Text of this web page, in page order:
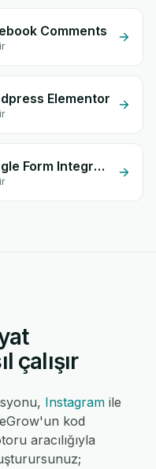
Comments
Elementor
Instagram + Google Form Integration
çalışır
Instagram ile
eGrow'un kod
aracılığıyla